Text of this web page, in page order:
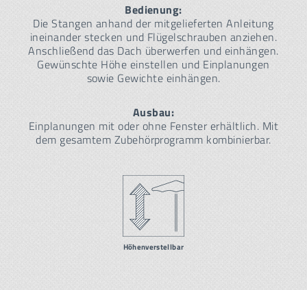
Bedienung:
Die Stangen anhand der mitgelieferten Anleitung
ineinander stecken und Flügelschrauben anziehen.
Anschließend das Dach überwerfen und einhängen.
Gewünschte Höhe einstellen und Einplanungen
sowie Gewichte einhängen.
Ausbau:
Einplanungen mit oder ohne Fenster erhältlich. Mit
dem gesamtem Zubehörprogramm kombinierbar.
Höhenverstellbar